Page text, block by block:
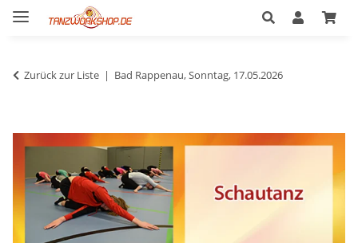
Zurück zur Liste Bad Rappenau, Sonntag, 17.05.2026